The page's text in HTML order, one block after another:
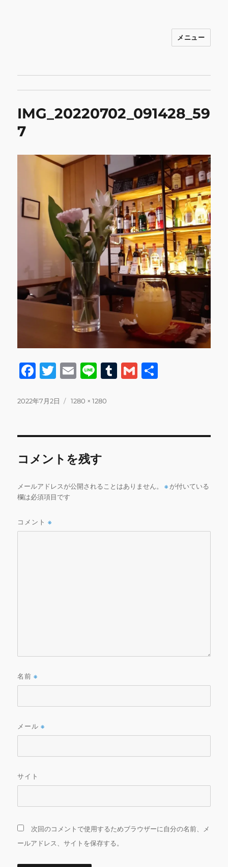
INNOCENCE ～日常に彩りを～ フ
物 etc販売 江戸川区瑞江
メニュー
IMG_20220702_091428_59
7
F
c
b
o
o
k
T
it
r
E
ai
Li
e
T
r
G
投
2022年7月2日
フ
1280 × 1280
コメントを残す
メールアドレスが公開されることはありません。 ※ が付いている
欄は必須項目です
コメント※
名前※
メール※
サイト
次回のコメントで使用するためブラウザーに自分の名前、メ
ールアドレス、サイトを保存する。